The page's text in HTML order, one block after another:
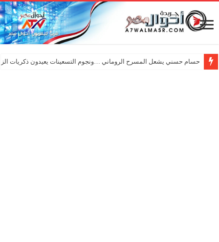
حسام حسني يشعل المسرح الروماني …ونجوم التسعينات يعيدون ذكريات